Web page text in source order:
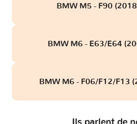
BMW M5 - F90
BMW M6 - E63/E64
BMW M6 - F06/F12/F13